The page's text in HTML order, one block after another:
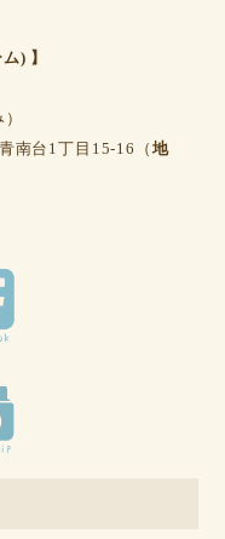
) 】
南台1丁目15-16（ 地